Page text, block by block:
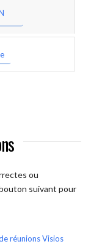
ou
suivant pour
réunions Visios